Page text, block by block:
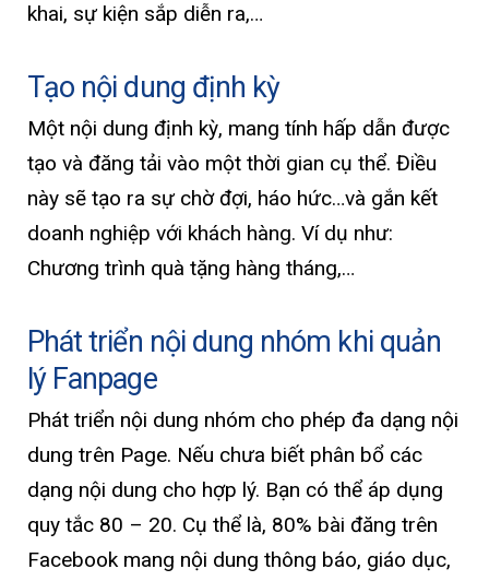
khai, sự kiện sắp diễn ra,…
Tạo nội dung định kỳ
Một nội dung định kỳ, mang tính hấp dẫn được
tạo và đăng tải vào một thời gian cụ thể. Điều
này sẽ tạo ra sự chờ đợi, háo hức…và gắn kết
doanh nghiệp với khách hàng. Ví dụ như:
Chương trình quà tặng hàng tháng,…
Phát triển nội dung nhóm khi quản
lý Fanpage
Phát triển nội dung nhóm cho phép đa dạng nội
dung trên Page. Nếu chưa biết phân bổ các
dạng nội dung cho hợp lý. Bạn có thể áp dụng
quy tắc 80 – 20. Cụ thể là, 80% bài đăng trên
Facebook mang nội dung thông báo, giáo dục,